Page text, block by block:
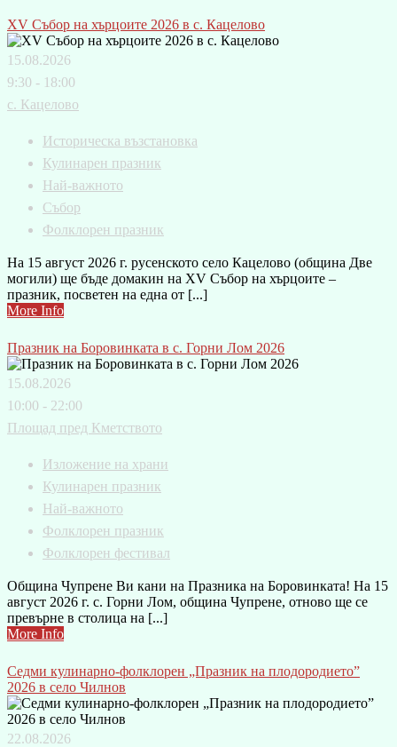
XV Събор на хърцоите 2026 в с. Кацелово
15.08.2026
9:30 - 18:00
с. Кацелово
Историческа възстановка
Кулинарен празник
Най-важното
Събор
Фолклорен празник
На 15 август 2026 г. русенското село Кацелово (община Две
могили) ще бъде домакин на XV Събор на хърцоите –
празник, посветен на една от [...]
More Info
Празник на Боровинката в с. Горни Лом 2026
15.08.2026
10:00 - 22:00
Площад пред Кметството
Изложение на храни
Кулинарен празник
Най-важното
Фолклорен празник
Фолклорен фестивал
Община Чупрене Ви кани на Празника на Боровинката! На 15
август 2026 г. с. Горни Лом, община Чупрене, отново ще се
превърне в столица на [...]
More Info
Седми кулинарно-фолклорен „Празник на плодородието”
2026 в село Чилнов
22.08.2026